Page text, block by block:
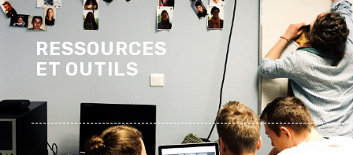
RESSOURCES
ET OUTILS